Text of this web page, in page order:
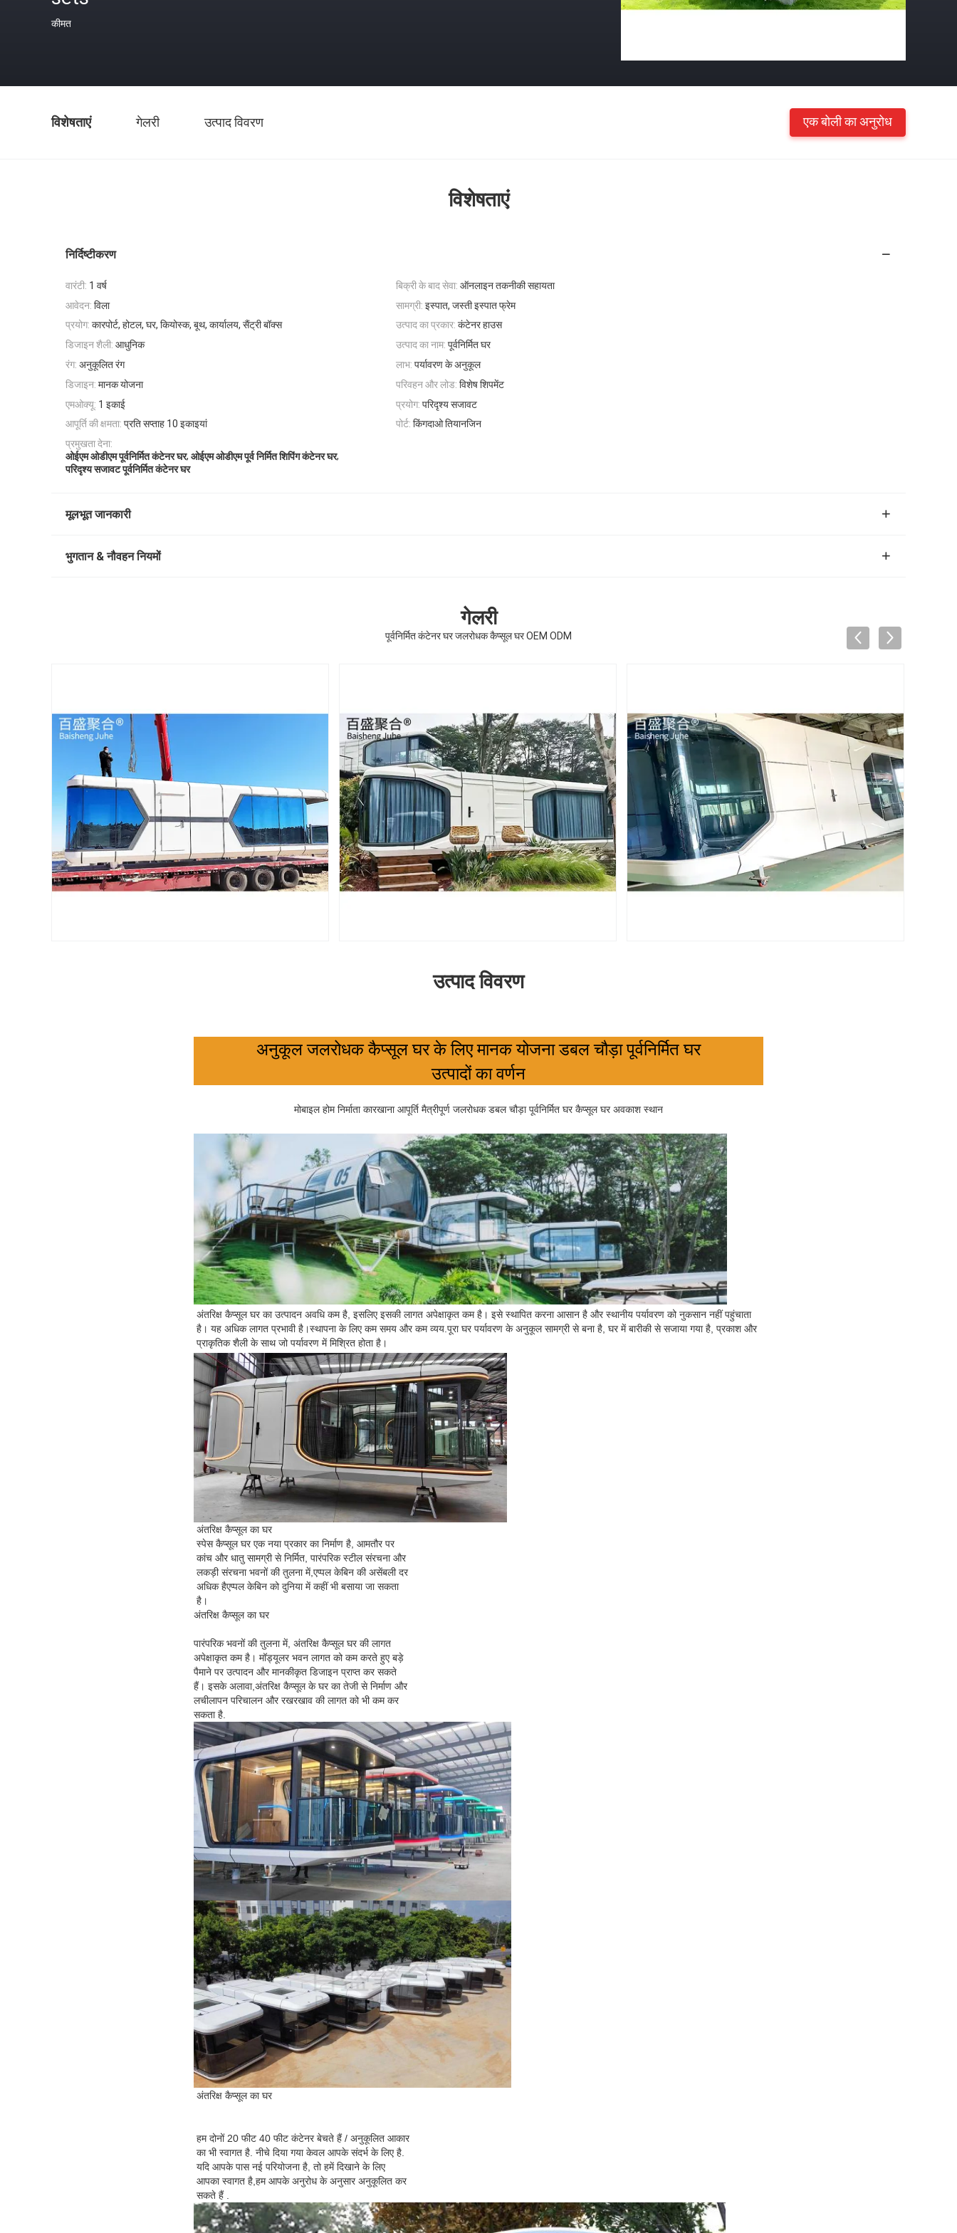
कीमत
विशेषताएं गेलरी उत्पाद विवरण एक बोली का अनुरोध
विशेषताएं
निर्दिष्टीकरण
वारंटी: 1 वर्ष बिक्री के बाद सेवा: ऑनलाइन तकनीकी सहायता
आवेदन: विला सामग्री: इस्पात, जस्ती इस्पात फ्रेम
प्रयोग: कारपोर्ट, होटल, घर, कियोस्क, बूथ, कार्यालय, सैंट्री बॉक्स उत्पाद का प्रकार: कंटेनर हाउस
डिजाइन शैली: आधुनिक उत्पाद का नाम: पूर्वनिर्मित घर
रंग: अनुकूलित रंग लाभ: पर्यावरण के अनुकूल
डिजाइन: मानक योजना परिवहन और लोड: विशेष शिपमेंट
एमओक्यू: 1 इकाई प्रयोग: परिदृश्य सजावट
आपूर्ति की क्षमता: प्रति सप्ताह 10 इकाइयां पोर्ट: किंगदाओ तियानजिन
प्रमुखता देना:
ओईएम ओडीएम पूर्वनिर्मित कंटेनर घर, ओईएम ओडीएम पूर्व निर्मित शिपिंग कंटेनर घर,
परिदृश्य सजावट पूर्वनिर्मित कंटेनर घर
मूलभूत जानकारी
भुगतान & नौवहन नियमों
गेलरी
पूर्वनिर्मित कंटेनर घर जलरोधक कैप्सूल घर OEM ODM
उत्पाद विवरण
अनुकूल जलरोधक कैप्सूल घर के लिए मानक योजना डबल चौड़ा पूर्वनिर्मित घर
उत्पादों का वर्णन
मोबाइल होम निर्माता कारखाना आपूर्ति मैत्रीपूर्ण जलरोधक डबल चौड़ा पूर्वनिर्मित घर कैप्सूल घर अवकाश स्थान
अंतरिक्ष कैप्सूल घर का उत्पादन अवधि कम है, इसलिए इसकी लागत अपेक्षाकृत कम है। इसे स्थापित करना आसान है और स्थानीय पर्यावरण को नुकसान नहीं पहुंचाता
है। यह अधिक लागत प्रभावी है।स्थापना के लिए कम समय और कम व्यय.पूरा घर पर्यावरण के अनुकूल सामग्री से बना है, घर में बारीकी से सजाया गया है, प्रकाश और
प्राकृतिक शैली के साथ जो पर्यावरण में मिश्रित होता है।
अंतरिक्ष कैप्सूल का घर
स्पेस कैप्सूल घर एक नया प्रकार का निर्माण है, आमतौर पर
कांच और धातु सामग्री से निर्मित, पारंपरिक स्टील संरचना और
लकड़ी संरचना भवनों की तुलना में,एप्पल केबिन की असेंबली दर
अधिक हैएप्पल केबिन को दुनिया में कहीं भी बसाया जा सकता
है।
अंतरिक्ष कैप्सूल का घर
पारंपरिक भवनों की तुलना में, अंतरिक्ष कैप्सूल घर की लागत
अपेक्षाकृत कम है। मॉड्यूलर भवन लागत को कम करते हुए बड़े
पैमाने पर उत्पादन और मानकीकृत डिजाइन प्राप्त कर सकते
हैं। इसके अलावा,अंतरिक्ष कैप्सूल के घर का तेजी से निर्माण और
लचीलापन परिचालन और रखरखाव की लागत को भी कम कर
सकता है.
अंतरिक्ष कैप्सूल का घर
हम दोनों 20 फीट 40 फीट कंटेनर बेचते हैं / अनुकूलित आकार
का भी स्वागत है. नीचे दिया गया केवल आपके संदर्भ के लिए है.
यदि आपके पास नई परियोजना है, तो हमें दिखाने के लिए
आपका स्वागत है,हम आपके अनुरोध के अनुसार अनुकूलित कर
सकते हैं .